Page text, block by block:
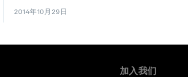
2014年10月29日
加入我们